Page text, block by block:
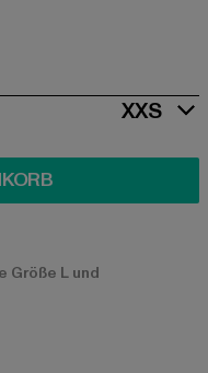
XXS
Größe L und